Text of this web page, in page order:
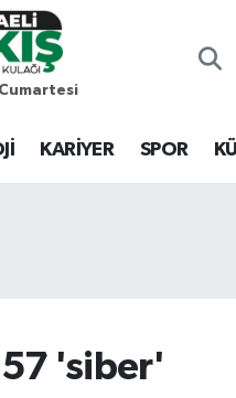
KARİYER SPOR
'siber'